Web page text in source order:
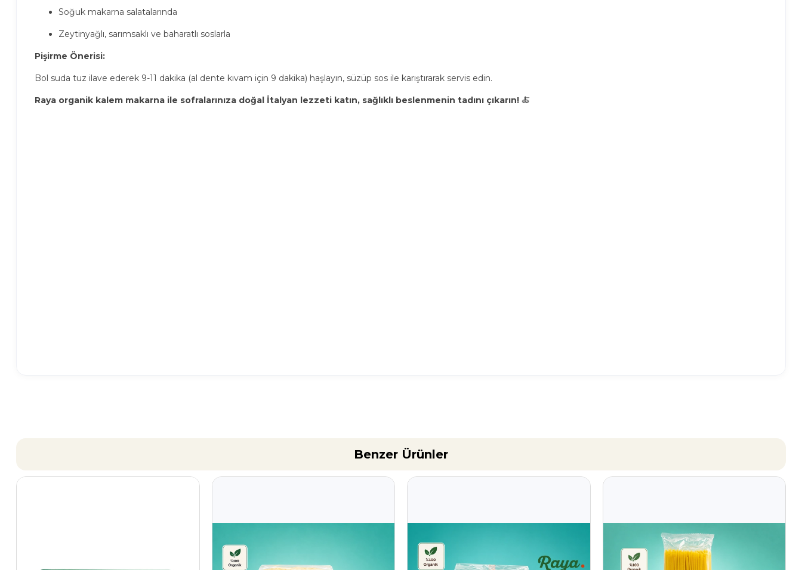
Soğuk makarna salatalarında
Zeytinyağlı, sarımsaklı ve baharatlı soslarla
Pişirme Önerisi:
Bol suda tuz ilave ederek 9-11 dakika (al dente kıvam için 9 dakika) haşlayın, süzüp sos ile karıştırarak servis edin.
Raya organik kalem makarna ile sofralarınıza doğal İtalyan lezzeti katın, sağlıklı beslenmenin tadını çıkarın! 🍝
Benzer Ürünler